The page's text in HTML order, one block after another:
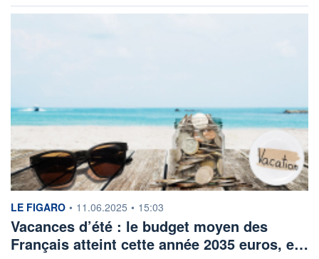
information fournie par
LE FIGARO • 11.06.2025 • 15:03
Vacances d’été : le budget moyen des
Français atteint cette année 2035 euros, e…